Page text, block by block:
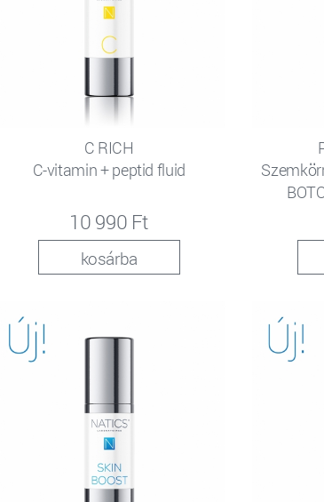
C RICH
C-vitamin + peptid fluid
10 990 Ft
kosárba